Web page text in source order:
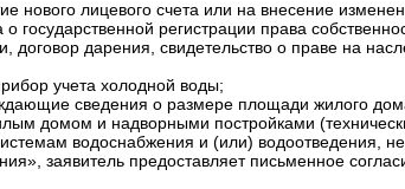
нового лицевого счета или на внесение
о государственной регистрации права
договор дарения, свидетельство о праве на
учета холодной воды;
сведения о размере площади жилого
домом и надворными постройками
водоснабжения и (или) водоотведения,
заявитель предоставляет письменное